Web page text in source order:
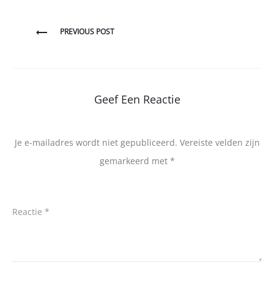
BerichtPREVIOUS POST
Geef Een Reactie
Je e-mailadres wordt niet gepubliceerd. Vereiste velden zijn
gemarkeerd met *
Reactie *